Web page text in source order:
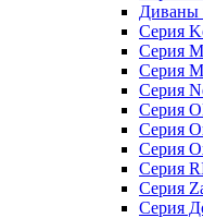
Диваны
Серия
Серия
Серия
Серия
Серия
Серия
Серия
Серия
Серия
Серия